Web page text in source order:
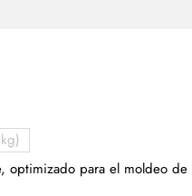
optimizado para el moldeo de